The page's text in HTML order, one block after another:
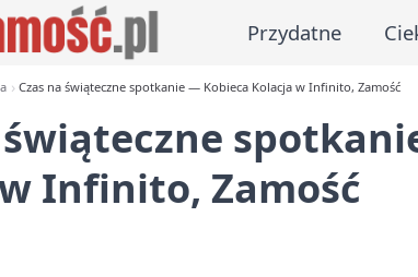
Przydatne
Czas na świąteczne spotkanie — Kobieca Kolacja w Infinito, Zamość
świąteczne
Infinito, Zamość